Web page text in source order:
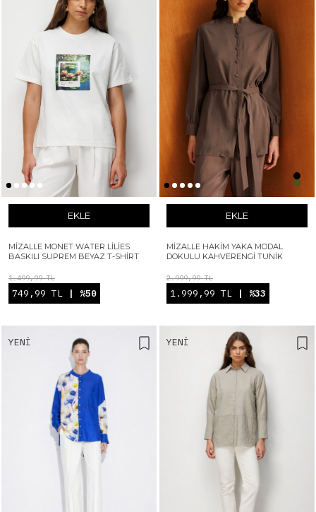
EKLE
MIZALLE MONET WATER LILIES
BASKILI SUPREM BEYAZ T-SHIRT
1.499,99 TL
749,99 TL | %50
EKLE
MIZALLE HAKIM YAKA MODAL
DOKULU KAHVERENGI TUNIK
2.999,99 TL
1.999,99 TL | %33
YENI YENI